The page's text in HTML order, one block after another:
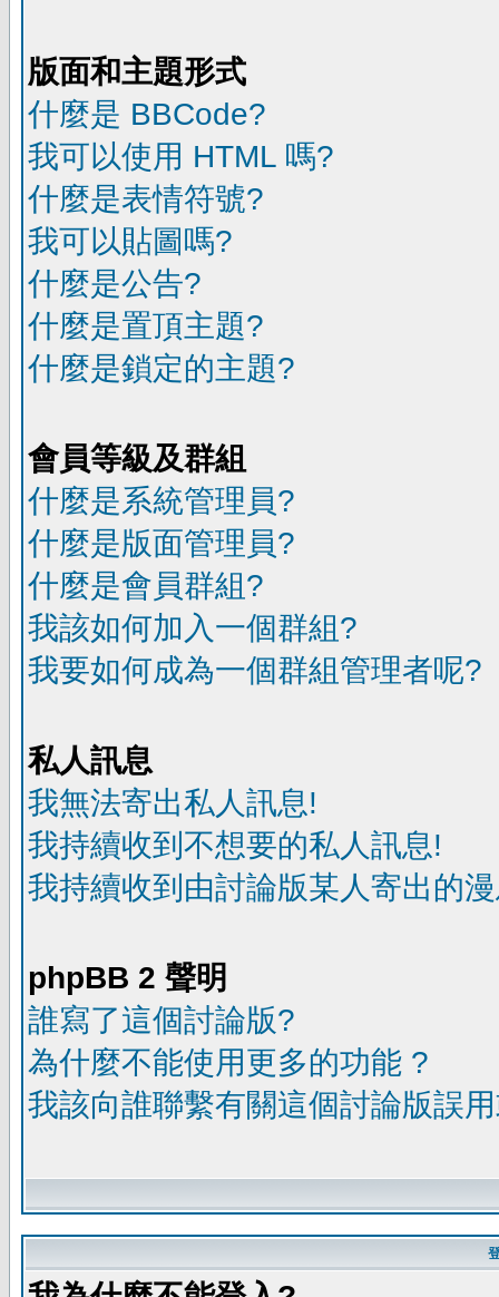
版面和主題形式
什麼是 BBCode?
我可以使用 HTML 嗎?
什麼是表情符號?
我可以貼圖嗎?
什麼是公告?
什麼是置頂主題?
什麼是鎖定的主題?
會員等級及群組
什麼是系統管理員?
什麼是版面管理員?
什麼是會員群組?
我該如何加入一個群組?
我要如何成為一個群組管理者呢?
私人訊息
我無法寄出私人訊息!
我持續收到不想要的私人訊息!
我持續收到由討論版某人寄出的
phpBB 2 聲明
誰寫了這個討論版?
為什麼不能使用更多的功能 ?
我該向誰聯繫有關這個討論版誤